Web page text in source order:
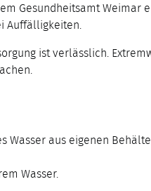
Gesundheitsamt Weimar
Auffälligkeiten.
ist verlässlich.
Wasser aus eigenen
Wasser.